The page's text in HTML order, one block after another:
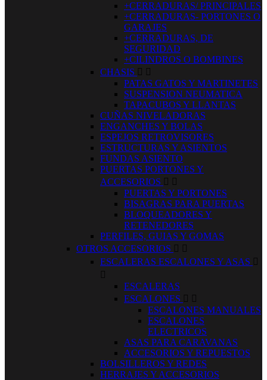
+CERRADURAS/ PRINCIPALES
+CERRADURAS- PORTONES O
GARAJES
+CERRADURAS, DE
SEGURIDAD
+CILINDROS O BOMBINES
CHASIS  
PATAS GATOS Y MARTINETES
SUSPENSION NEUMATICA
TAPACUBOS Y LLANTAS
CUÑAS NIVELADORAS
ENGANCHES Y BOLAS
ESPEJOS RETROVISORES
ESTRUCTURAS Y ASIENTOS
FUNDAS ASIENTO
PUERTAS PORTONES Y
ACCESORIOS  
PUERTAS Y PORTONES
BISAGRAS PARA PUERTAS
BLOQUEADORES Y
RETENEDORES
PERFILES, GUIAS Y GOMAS
OTROS ACCESORIOS  
ESCALERAS ESCALONES Y ASAS 

ESCALERAS
ESCALONES  
ESCALONES MANUALES
ESCALONES
ELECTRICOS
ASAS PARA CARAVANAS
ACCESORIOS Y REPUESTOS
BOLSILLEROS Y REDES
HERRAJES Y ACCESORIOS